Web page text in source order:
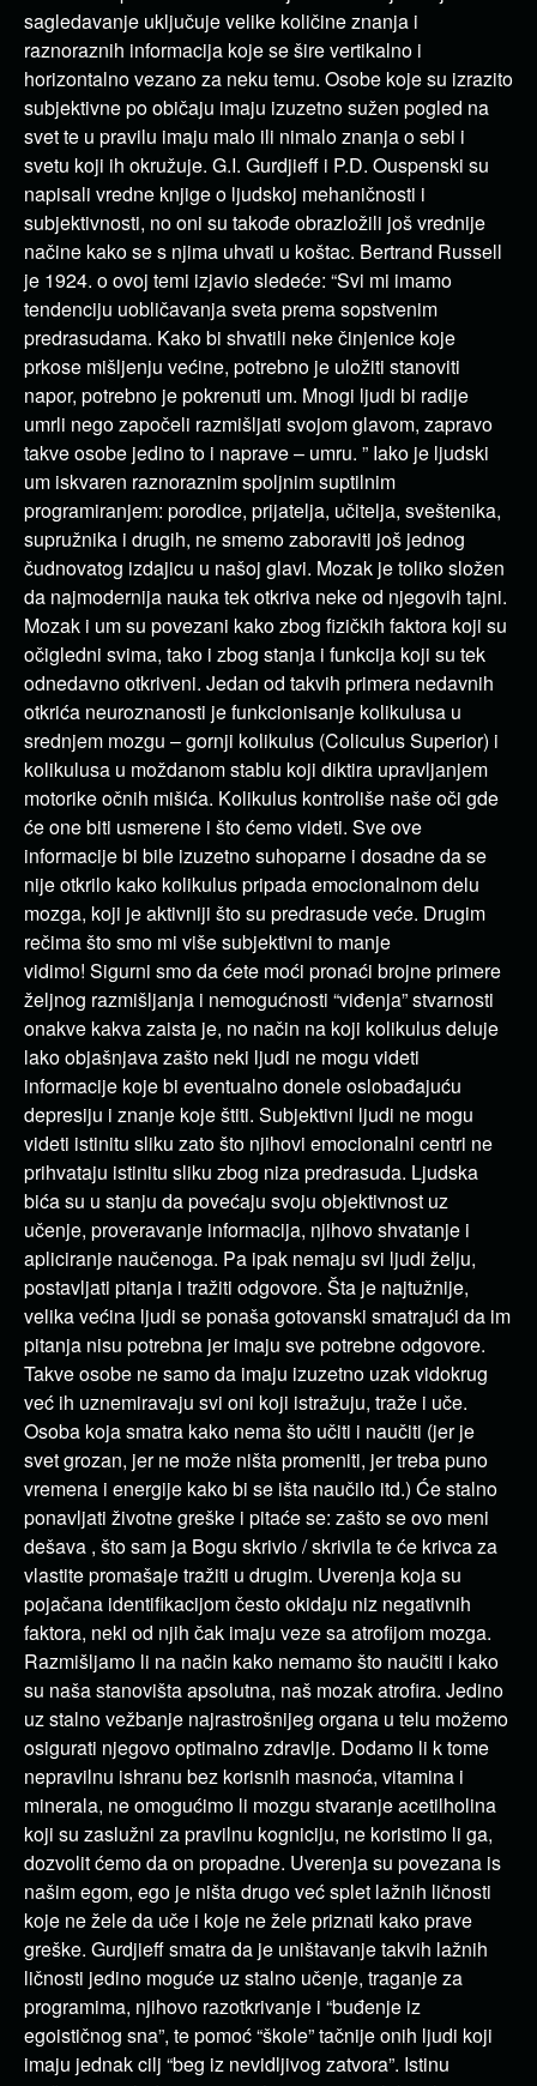
sagledavanje uključuje velike količine znanja i
raznoraznih informacija koje se šire vertikalno i
horizontalno vezano za neku temu. Osobe koje su izrazito
subjektivne po običaju imaju izuzetno sužen pogled na
svet te u pravilu imaju malo ili nimalo znanja o sebi i
svetu koji ih okružuje. G.I. Gurdjieff i P.D. Ouspenski su
napisali vredne knjige o ljudskoj mehaničnosti i
subjektivnosti, no oni su takođe obrazložili još vrednije
načine kako se s njima uhvati u koštac. Bertrand Russell
je 1924. o ovoj temi izjavio sledeće: “Svi mi imamo
tendenciju uobličavanja sveta prema sopstvenim
predrasudama. Kako bi shvatili neke činjenice koje
prkose mišljenju većine, potrebno je uložiti stanoviti
napor, potrebno je pokrenuti um. Mnogi ljudi bi radije
umrli nego započeli razmišljati svojom glavom, zapravo
takve osobe jedino to i naprave – umru. ” Iako je ljudski
um iskvaren raznoraznim spoljnim suptilnim
programiranjem: porodice, prijatelja, učitelja, sveštenika,
supružnika i drugih, ne smemo zaboraviti još jednog
čudnovatog izdajicu u našoj glavi. Mozak je toliko složen
da najmodernija nauka tek otkriva neke od njegovih tajni.
Mozak i um su povezani kako zbog fizičkih faktora koji su
očigledni svima, tako i zbog stanja i funkcija koji su tek
odnedavno otkriveni. Jedan od takvih primera nedavnih
otkrića neuroznanosti je funkcionisanje kolikulusa u
srednjem mozgu – gornji kolikulus (Coliculus Superior) i
kolikulusa u moždanom stablu koji diktira upravljanjem
motorike očnih mišića. Kolikulus kontroliše naše oči gde
će one biti usmerene i što ćemo videti. Sve ove
informacije bi bile izuzetno suhoparne i dosadne da se
nije otkrilo kako kolikulus pripada emocionalnom delu
mozga, koji je aktivniji što su predrasude veće. Drugim
rečima što smo mi više subjektivni to manje
vidimo! Sigurni smo da ćete moći pronaći brojne primere
željnog razmišljanja i nemogućnosti “viđenja” stvarnosti
onakve kakva zaista je, no način na koji kolikulus deluje
lako objašnjava zašto neki ljudi ne mogu videti
informacije koje bi eventualno donele oslobađajuću
depresiju i znanje koje štiti. Subjektivni ljudi ne mogu
videti istinitu sliku zato što njihovi emocionalni centri ne
prihvataju istinitu sliku zbog niza predrasuda. Ljudska
bića su u stanju da povećaju svoju objektivnost uz
učenje, proveravanje informacija, njihovo shvatanje i
apliciranje naučenoga. Pa ipak nemaju svi ljudi želju,
postavljati pitanja i tražiti odgovore. Šta je najtužnije,
velika većina ljudi se ponaša gotovanski smatrajući da im
pitanja nisu potrebna jer imaju sve potrebne odgovore.
Takve osobe ne samo da imaju izuzetno uzak vidokrug
već ih uznemiravaju svi oni koji istražuju, traže i uče.
Osoba koja smatra kako nema što učiti i naučiti (jer je
svet grozan, jer ne može ništa promeniti, jer treba puno
vremena i energije kako bi se išta naučilo itd.) Će stalno
ponavljati životne greške i pitaće se: zašto se ovo meni
dešava , što sam ja Bogu skrivio / skrivila te će krivca za
vlastite promašaje tražiti u drugim. Uverenja koja su
pojačana identifikacijom često okidaju niz negativnih
faktora, neki od njih čak imaju veze sa atrofijom mozga.
Razmišljamo li na način kako nemamo što naučiti i kako
su naša stanovišta apsolutna, naš mozak atrofira. Jedino
uz stalno vežbanje najrastrošnijeg organa u telu možemo
osigurati njegovo optimalno zdravlje. Dodamo li k tome
nepravilnu ishranu bez korisnih masnoća, vitamina i
minerala, ne omogućimo li mozgu stvaranje acetilholina
koji su zaslužni za pravilnu kogniciju, ne koristimo li ga,
dozvolit ćemo da on propadne. Uverenja su povezana is
našim egom, ego je ništa drugo već splet lažnih ličnosti
koje ne žele da uče i koje ne žele priznati kako prave
greške. Gurdjieff smatra da je uništavanje takvih lažnih
ličnosti jedino moguće uz stalno učenje, traganje za
programima, njihovo razotkrivanje i “buđenje iz
egoističnog sna”, te pomoć “škole” tačnije onih ljudi koji
imaju jednak cilj “beg iz nevidljivog zatvora”. Istinu